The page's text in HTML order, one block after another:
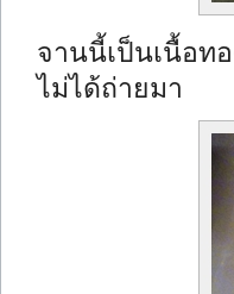
จานนี้เป็นเนื้อท
ไม่ได้ถ่ายมา